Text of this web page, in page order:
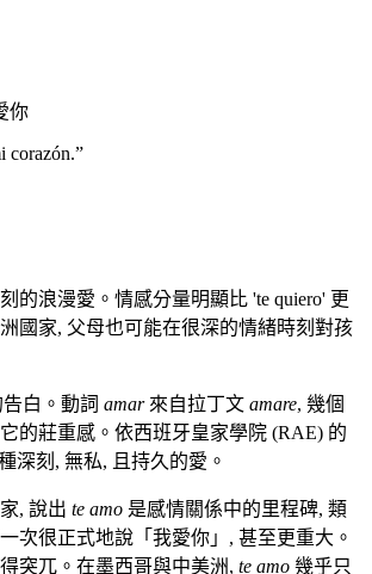
你
corazón.”
的浪漫愛。情感分量明顯比 'te quiero' 更
國家, 父母也可能在很深的情緒時刻對孩
白。動詞 amar來自拉丁文 amare, 幾個
的莊重感。依西班牙皇家學院 (RAE) 的
深刻, 無私, 且持久的愛。
, 說出 te amo 是感情關係中的里程碑, 類
次很正式地說「我愛你」, 甚至更重大。
突兀。在墨西哥與中美洲, te amo 幾乎只